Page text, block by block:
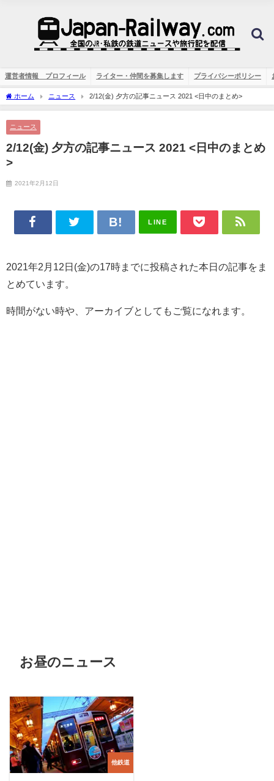
運営者情報 プロフィール ライター・仲間を募集します プライバシーポリシー
ホーム ニュース 2/12(金) 夕方の記事ニュース 2021 <日中のまとめ>
ニュース
2/12(金) 夕方の記事ニュース 2021 <日中のまとめ
>
2021年2月12日
LINE
2021年2月12日(金)の17時までに投稿された本日の記事をま
とめています。
時間がない時や、アーカイブとしてもご覧になれます。
お昼のニュース
他鉄道